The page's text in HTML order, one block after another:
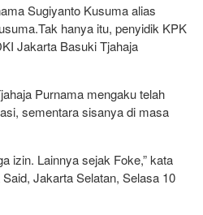
Sugiyanto Kusuma alias
hanya itu, penyidik KPK
Jakarta Basuki Tjahaja
Purnama mengaku telah
sementara sisanya di masa
izin. Lainnya sejak Foke,” kata
Jakarta Selatan, Selasa 10